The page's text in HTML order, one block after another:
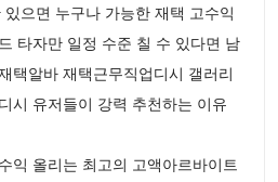
으면 누구나 가능한 재택 고수익
타자만 일정 수준 칠 수 있다면 남
택알바 재택근무직업디시 갤러리
시 유저들이 강력 추천하는 이유
익 올리는 최고의 고액아르바이트